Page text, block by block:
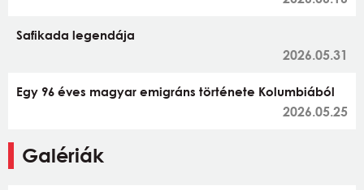
Safikada legendája
2026.05.31
Egy 96 éves magyar emigráns története Kolumbiából
2026.05.25
Galériák